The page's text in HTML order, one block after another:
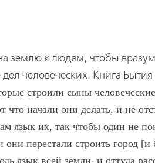
землю к людям, чтобы
человеческих. Книга Бытия
строили сыны
что начали они делать, и не
язык их, так чтобы один не
они перестали строить город
язык всей земли, и оттуда